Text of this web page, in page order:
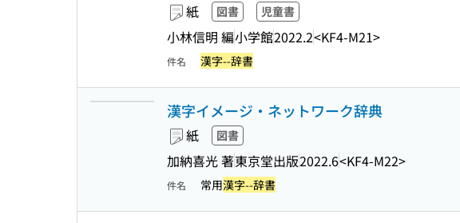
紙 図書 児童書
小林信明 編小学館2022.2<KF4-M21>
件名 漢字--辞書
漢字イメージ・ネットワーク辞典
紙 図書
加納喜光 著東京堂出版2022.6<KF4-M22>
件名 常用漢字--辞書